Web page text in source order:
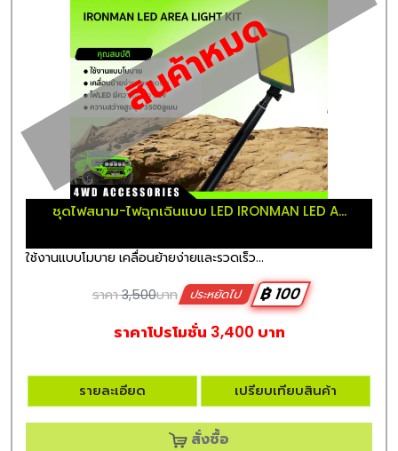
สินค้าหมด
ชุดไฟสนาม-ไฟฉุกเฉินแบบ LED IRONMAN LED A...
ใช้งานแบบโมบาย เคลื่อนย้ายง่ายและรวดเร็ว...
ราคา3,500บาท ประหยัดไป
฿ 100
ราคาโปรโมชั่น 3,400 บาท
รายละเอียด เปรียบเทียบสินค้า
สั่งซื้อ